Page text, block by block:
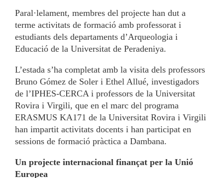
Paral·lelament, membres del projecte han dut a
terme activitats de formació amb professorat i
estudiants dels departaments d’Arqueologia i
Educació de la Universitat de Peradeniya.
L’estada s’ha completat amb la visita dels professors
Bruno Gómez de Soler i Ethel Allué, investigadors
de l’IPHES-CERCA i professors de la Universitat
Rovira i Virgili, que en el marc del programa
ERASMUS KA171 de la Universitat Rovira i Virgili
han impartit activitats docents i han participat en
sessions de formació pràctica a Dambana.
Un projecte internacional finançat per la Unió
Europea